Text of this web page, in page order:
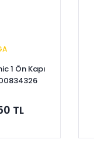
1 Ön Kapı
TL